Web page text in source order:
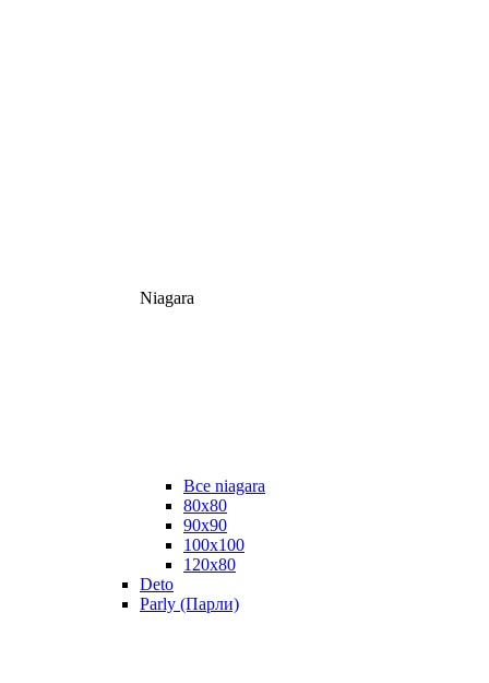
Niagara
Все niagara
80x80
90x90
100x100
120x80
Deto
Parly (Парли)